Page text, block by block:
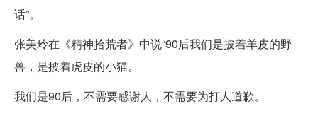
话”。
张美玲在《精神拾荒者》中说“90后我们是披着羊皮的野
兽，是披着虎皮的小猫。
我们是90后，不需要感谢人，不需要为打人道歉。